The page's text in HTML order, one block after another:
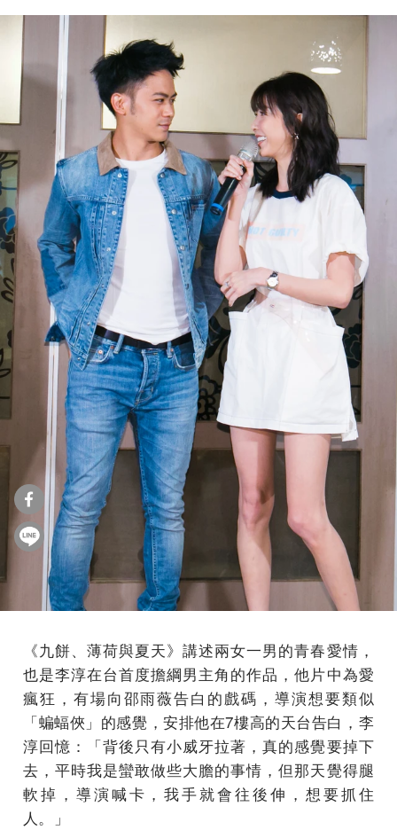
《九餅、薄荷與夏天》講述兩女一男的青春愛情，
也是李淳在台首度擔綱男主角的作品，他片中為愛
瘋狂，有場向邵雨薇告白的戲碼，導演想要類似
「蝙蝠俠」的感覺，安排他在7樓高的天台告白，李
淳回憶：「背後只有小威牙拉著，真的感覺要掉下
去，平時我是蠻敢做些大膽的事情，但那天覺得腿
軟掉，導演喊卡，我手就會往後伸，想要抓住
人。」